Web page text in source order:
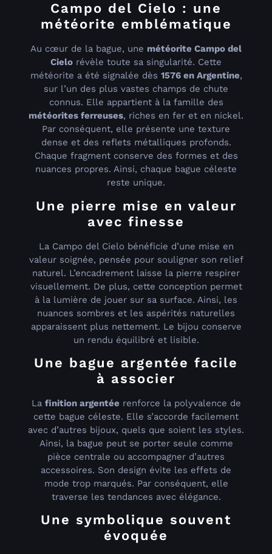
Campo del Cielo : une
météorite emblématique
Au cœur de la bague, une météorite Campo del
Cielo révèle toute sa singularité. Cette
météorite a été signalée dès 1576 en Argentine,
sur l’un des plus vastes champs de chute
connus. Elle appartient à la famille des
météorites ferreuses, riches en fer et en nickel.
Par conséquent, elle présente une texture
dense et des reflets métalliques profonds.
Chaque fragment conserve des formes et des
nuances propres. Ainsi, chaque bague céleste
reste unique.
Une pierre mise en valeur
avec finesse
La Campo del Cielo bénéficie d’une mise en
valeur soignée, pensée pour souligner son relief
naturel. L’encadrement laisse la pierre respirer
visuellement. De plus, cette conception permet
à la lumière de jouer sur sa surface. Ainsi, les
nuances sombres et les aspérités naturelles
apparaissent plus nettement. Le bijou conserve
un rendu équilibré et lisible.
Une bague argentée facile
à associer
La finition argentée renforce la polyvalence de
cette bague céleste. Elle s’accorde facilement
avec d’autres bijoux, quels que soient les styles.
Ainsi, la bague peut se porter seule comme
pièce centrale ou accompagner d’autres
accessoires. Son design évite les effets de
mode trop marqués. Par conséquent, elle
traverse les tendances avec élégance.
Une symbolique souvent
évoquée